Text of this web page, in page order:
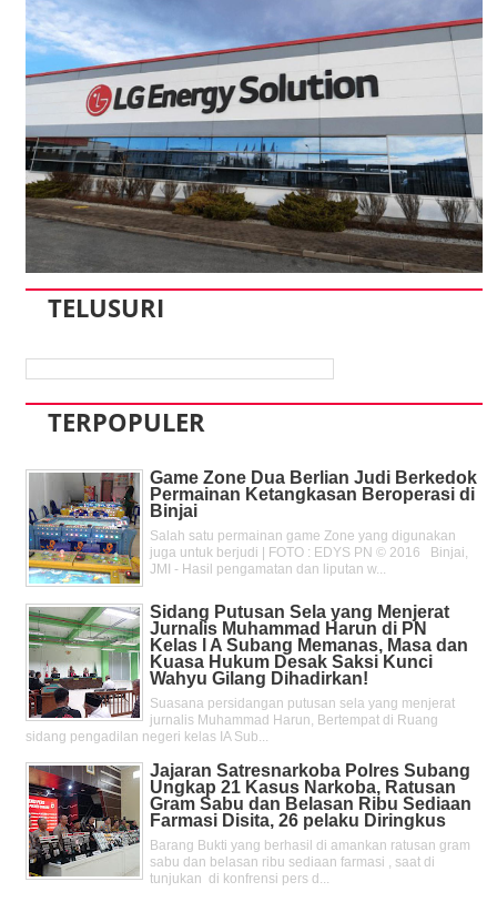
TELUSURI
TERPOPULER
Game Zone Dua Berlian Judi Berkedok
Permainan Ketangkasan Beroperasi di
Binjai
Salah satu permainan game Zone yang digunakan
juga untuk berjudi | FOTO : EDYS PN © 2016 Binjai,
JMI - Hasil pengamatan dan liputan w...
Sidang Putusan Sela yang Menjerat
Jurnalis Muhammad Harun di PN
Kelas l A Subang Memanas, Masa dan
Kuasa Hukum Desak Saksi Kunci
Wahyu Gilang Dihadirkan!
Suasana persidangan putusan sela yang menjerat
jurnalis Muhammad Harun, Bertempat di Ruang
sidang pengadilan negeri kelas IA Sub...
Jajaran Satresnarkoba Polres Subang
Ungkap 21 Kasus Narkoba, Ratusan
Gram Sabu dan Belasan Ribu Sediaan
Farmasi Disita, 26 pelaku Diringkus
Barang Bukti yang berhasil di amankan ratusan gram
sabu dan belasan ribu sediaan farmasi , saat di
tunjukan di konfrensi pers d...